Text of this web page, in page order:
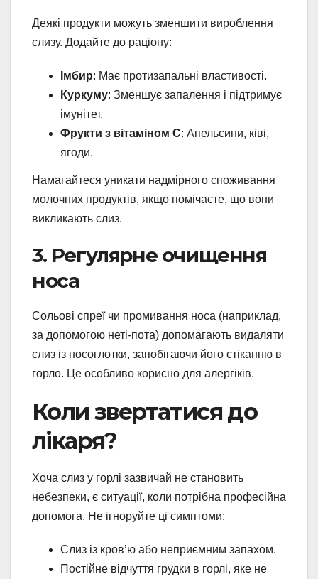
Деякі продукти можуть зменшити вироблення
слизу. Додайте до раціону:
Імбир: Має протизапальні властивості.
Куркуму: Зменшує запалення і підтримує
імунітет.
Фрукти з вітаміном С: Апельсини, ківі,
ягоди.
Намагайтеся уникати надмірного споживання
молочних продуктів, якщо помічаєте, що вони
викликають слиз.
3. Регулярне очищення
носа
Сольові спреї чи промивання носа (наприклад,
за допомогою неті-пота) допомагають видаляти
слиз із носоглотки, запобігаючи його стіканню в
горло. Це особливо корисно для алергіків.
Коли звертатися до
лікаря?
Хоча слиз у горлі зазвичай не становить
небезпеки, є ситуації, коли потрібна професійна
допомога. Не ігноруйте ці симптоми:
Слиз із кров’ю або неприємним запахом.
Постійне відчуття грудки в горлі, яке не